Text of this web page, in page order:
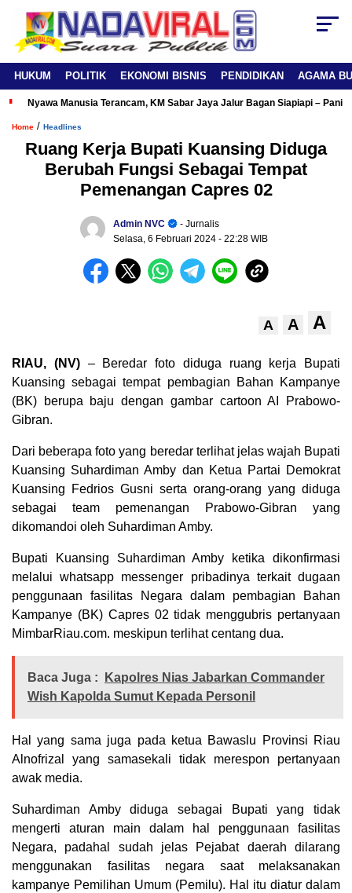
HUKUM POLITIK EKONOMI BISNIS PENDIDIKAN AGAMA
Nyawa Manusia Terancam, KM Sabar Jaya Jalur Bagan Siapiapi –
Home / Headlines
Ruang Kerja Bupati Kuansing Diduga
Berubah Fungsi Sebagai Tempat
Pemenangan Capres 02
Admin NVC
- Jurnalis
Selasa, 6 Februari 2024 - 22:28 WIB
A A A
RIAU, (NV)– Beredar foto diduga ruang kerja Bupati
Kuansing sebagai tempat pembagian Bahan Kampanye
(BK) berupa baju dengan gambar cartoon AI Prabowo-
Gibran.
Dari beberapa foto yang beredar terlihat jelas wajah Bupati
Kuansing Suhardiman Amby dan Ketua Partai Demokrat
Kuansing Fedrios Gusni serta orang-orang yang diduga
sebagai team pemenangan Prabowo-Gibran yang
dikomandoi oleh Suhardiman Amby.
Bupati Kuansing Suhardiman Amby ketika dikonfirmasi
melalui whatsapp messenger pribadinya terkait dugaan
penggunaan fasilitas Negara dalam pembagian Bahan
Kampanye (BK) Capres 02 tidak menggubris pertanyaan
MimbarRiau.com. meskipun terlihat centang dua.
Baca Juga :
Kapolres Nias Jabarkan Commander
Wish Kapolda Sumut Kepada Personil
Hal yang sama juga pada ketua Bawaslu Provinsi Riau
Alnofrizal yang samasekali tidak merespon pertanyaan
awak media.
Suhardiman Amby diduga sebagai Bupati yang tidak
mengerti aturan main dalam hal penggunaan fasilitas
Negara, padahal sudah jelas Pejabat daerah dilarang
menggunakan fasilitas negara saat melaksanakan
kampanye Pemilihan Umum (Pemilu). Hal itu diatur dalam